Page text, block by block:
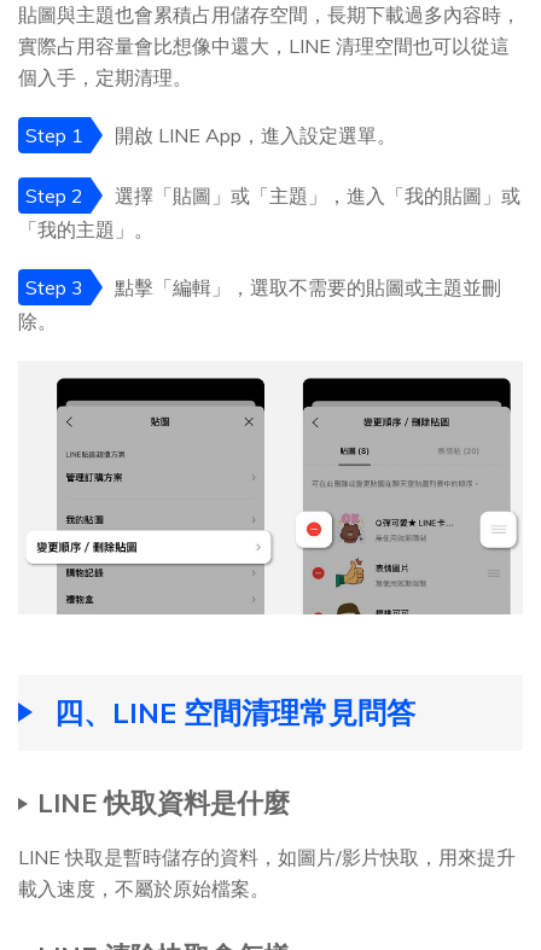
貼圖與主題也會累積占用儲存空間，長期下載過多內容時，
實際占用容量會比想像中還大，LINE 清理空間也可以從這
個入手，定期清理。
Step 1 開啟 LINE App，進入設定選單。
Step 2
選擇「貼圖」或「主題」，進入「我的貼圖」或
「我的主題」。
Step 3
點擊「編輯」，選取不需要的貼圖或主題並刪
除。
四、LINE 空間清理常見問答
LINE 快取資料是什麼
LINE 快取是暫時儲存的資料，如圖片/影片快取，用來提升
載入速度，不屬於原始檔案。